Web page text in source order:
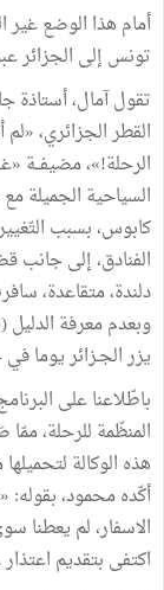
أمام هذا الوضع غير
تونس إلى الجزائر
تقول آمال، أستاذة
القطر الجزائري،
الرحلة!»، مضيفــة
السياحية الجميلة
كابوس، بسبب
الفنادق، إلى جانب
دلندة، متقاعدة،
يزر الجـزائر يوما
باطّلاعنا على
المنظّمة للرحلة،
هذه الوكالة
أكّده محمود، بقوله:
الاسفار، لم يعطنا
اكتفى بتقديم